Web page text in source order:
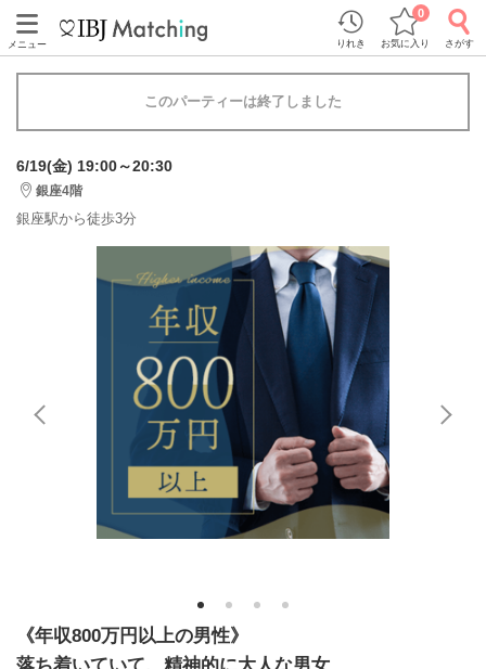
メニュー りれき お気に入り
0
さがす
このパーティーは終了しました
6/19(金) 19:00～20:30
銀座4階
銀座駅から徒歩3分
1 2 3 4
《年収800万円以上の男性》
落ち着いていて、精神的に大人な男女